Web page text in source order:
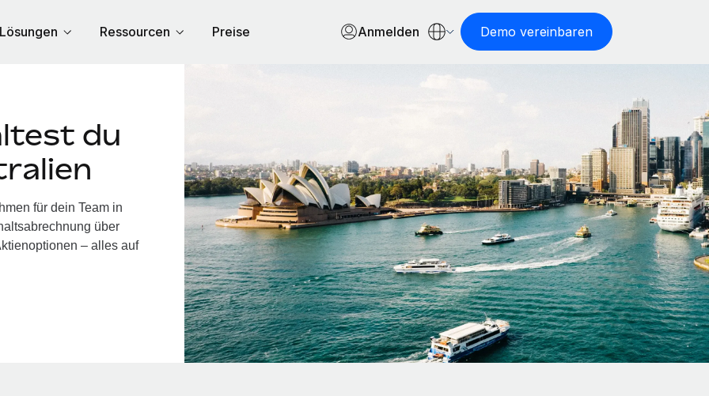
Lösungen Ressourcen Preise Anmelden Demo vereinbaren
du
für dein Team in
über
– alles auf